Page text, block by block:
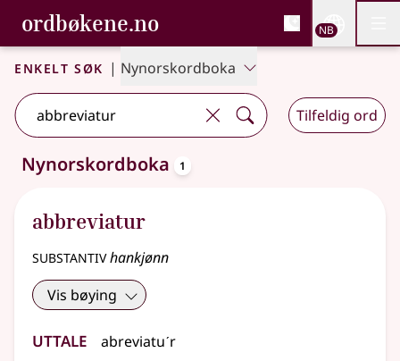
Gå til hovedinnhold
Tilgjengelighet
ordbøkene.no, Bokmålsordboka og
Bokmålsordboka og Nynorskordboka
NB
Enkelt søk | Nynorskordboka
Tilfeldig ord
Ett treff.Ytterligere søkeforslag tilgjengelige
Nynorskordboka 1
abbreviatur
substantivhankjønn
Vis bøying
Uttale abreviatuˊr